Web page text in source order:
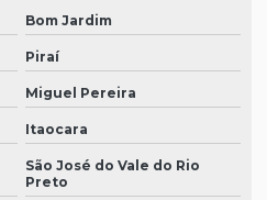
Bom Jardim
Piraí
Miguel Pereira
Itaocara
São José do Vale do Rio
Preto